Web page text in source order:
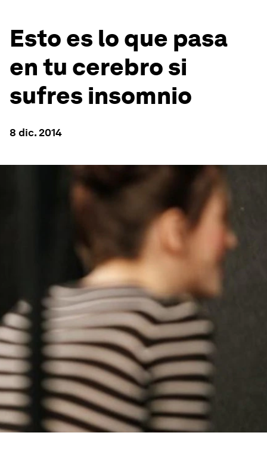
Esto es lo que pasa
en tu cerebro si
sufres insomnio
8 dic. 2014